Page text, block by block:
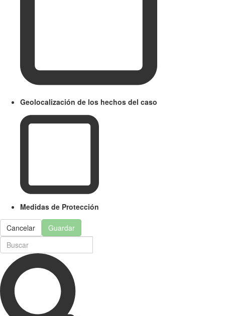
Geolocalización de los hechos del caso
Medidas de Protección
Cancelar Guardar